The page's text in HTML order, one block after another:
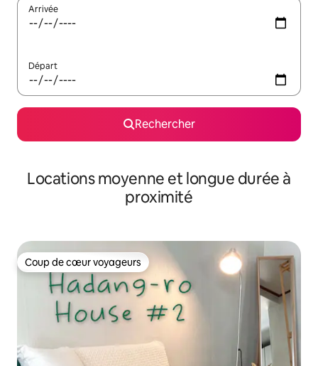
Arrivée
Départ
Rechercher
Locations moyenne et longue durée à
proximité
Coup de cœur voyageurs
Coup de cœur voyageurs